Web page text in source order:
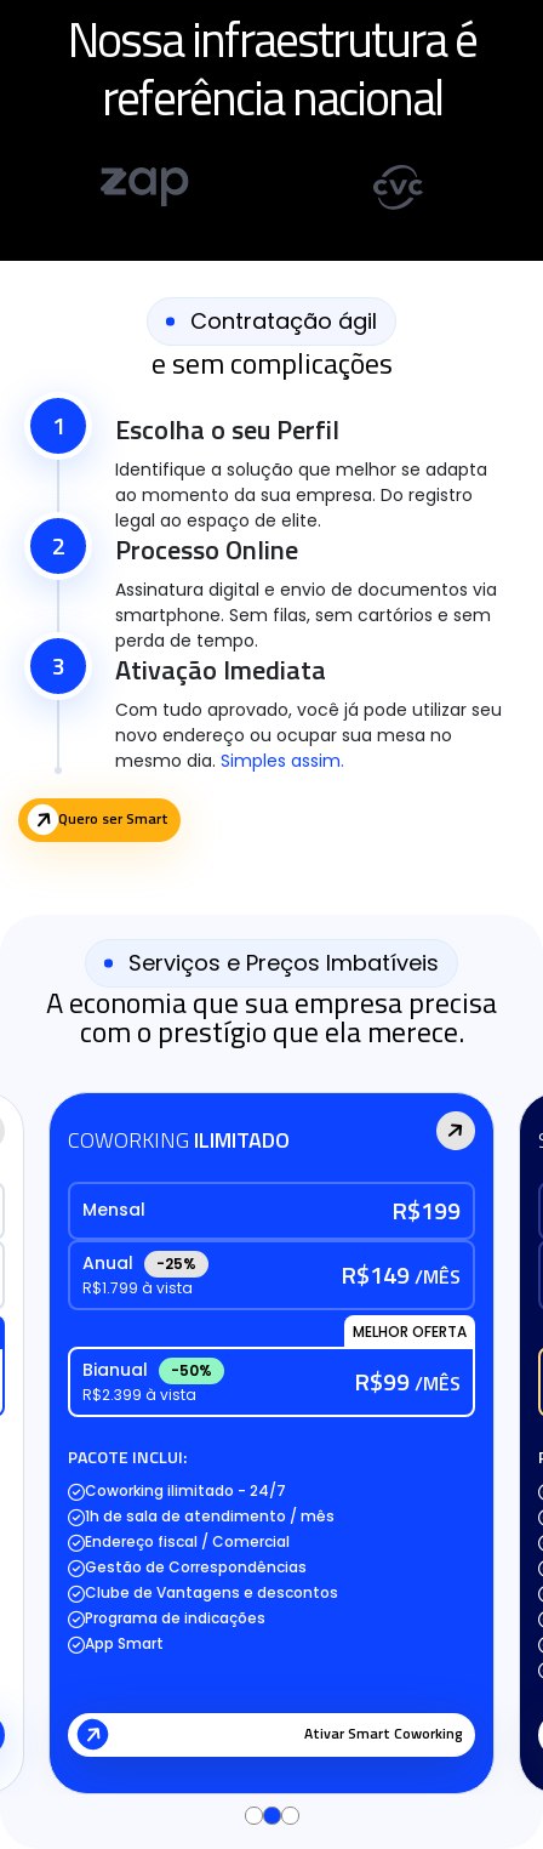
Nossa infraestrutura é
referência nacional
Contratação ágil
e sem complicações
Escolha o seu Perfil
Identifique a solução que melhor se adapta
ao momento da sua empresa. Do registro
legal ao espaço de elite.
1
Processo Online
Assinatura digital e envio de documentos via
smartphone. Sem filas, sem cartórios e sem
perda de tempo.
2
Ativação Imediata
Com tudo aprovado, você já pode utilizar seu
novo endereço ou ocupar sua mesa no
mesmo dia.Simples assim.
3
Quero ser Smart
Serviços e Preços Imbatíveis
A economia que sua empresa precisa
com o prestígio que ela merece.
COWORKING ILIMITADO
Mensal R$199
Anual
-25%
R$1.799 à vista
R$149/MÊS
MELHOR OFERTA
Bianual
-50%
R$2.399 à vista
R$99/MÊS
PACOTE INCLUI:
Coworking ilimitado - 24/7
1h de sala de atendimento / mês
Endereço fiscal / Comercial
Gestão de Correspondências
Clube de Vantagens e descontos
Programa de indicações
App Smart
Ativar Smart Coworking